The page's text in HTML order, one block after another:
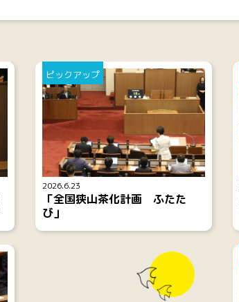
2026.6.23
ピックアップ
「全国狭山茶化計画 ふたた
び」